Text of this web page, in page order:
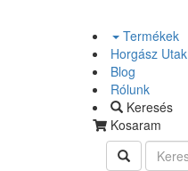
Termékek
Horgász Utak
Blog
Rólunk
Keresés
Kosaram